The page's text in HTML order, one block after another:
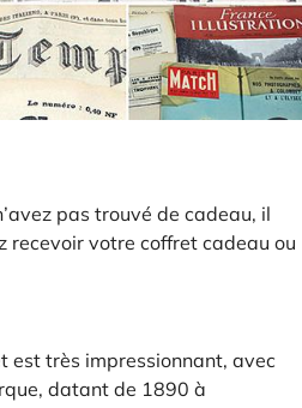
pas trouvé de cadeau, il
recevoir votre coffret cadeau ou
est très impressionnant, avec
datant de 1890 à